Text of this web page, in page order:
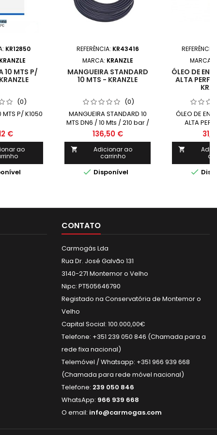
KR12850
KRANZLE
10 MTS P/
(0)
MTS P/ K1050
€
ao
REFERÊNCIA: KR43416
MARCA: KRANZLE
MANGUEIRA STANDARD
10 MTS - KRANZLE
(0)
MANGUEIRA STANDARD 10
MTS DN6 / 10 Mts / 210 bar /
10MTS
136,50 €

Adicionar ao
carrinho
 Disponível
REFERÊNCIA:
MARCA:
ÓLEO DE
ALTA
ÓLEO DE
ALTA
- Volume de
/ Indicado
alta


CONTATO
Carmogás Lda
Rua Dr. José Galvão 131
3140-271 Montemor o Velho
Nipc: PT505646790
Registado na Conservatória de Montemor o
Velho
Capital Social: 100.000,00€
Telefone: +351 239 050 846 (Chamada para a
rede fixa nacional)
Telemóvel / Whatsapp: +351 966 939 668
(Chamada para rede móvel nacional)
Telefone: 239 050 846
WhatsApp: 966 939 668
O email: info@carmogas.com